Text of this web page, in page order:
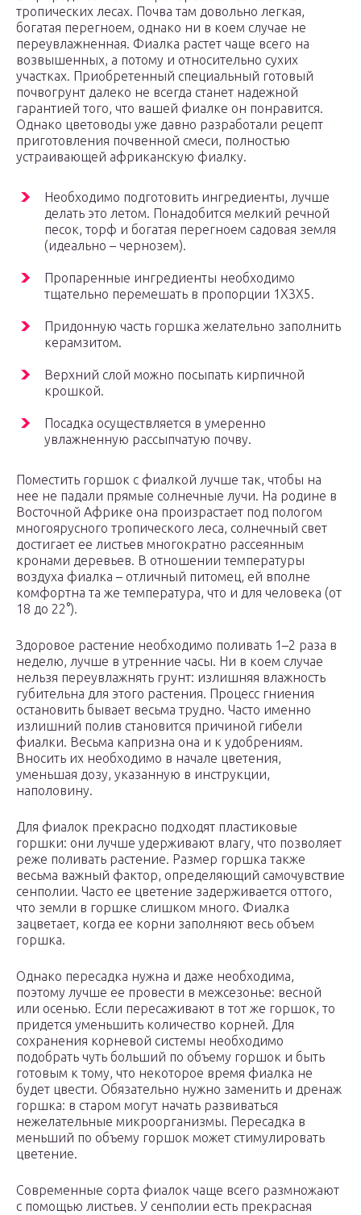
тропических лесах. Почва там довольно легкая,
богатая перегноем, однако ни в коем случае не
переувлажненная. Фиалка растет чаще всего на
возвышенных, а потому и относительно сухих
участках. Приобретенный специальный готовый
почвогрунт далеко не всегда станет надежной
гарантией того, что вашей фиалке он понравится.
Однако цветоводы уже давно разработали рецепт
приготовления почвенной смеси, полностью
устраивающей африканскую фиалку.
Необходимо подготовить ингредиенты, лучше
делать это летом. Понадобится мелкий речной
песок, торф и богатая перегноем садовая земля
(идеально – чернозем).
Пропаренные ингредиенты необходимо
тщательно перемешать в пропорции 1Х3Х5.
Придонную часть горшка желательно заполнить
керамзитом.
Верхний слой можно посыпать кирпичной
крошкой.
Посадка осуществляется в умеренно
увлажненную рассыпчатую почву.
Поместить горшок с фиалкой лучше так, чтобы на
нее не падали прямые солнечные лучи. На родине в
Восточной Африке она произрастает под пологом
многоярусного тропического леса, солнечный свет
достигает ее листьев многократно рассеянным
кронами деревьев. В отношении температуры
воздуха фиалка – отличный питомец, ей вполне
комфортна та же температура, что и для человека (от
18 до 22°).
Здоровое растение необходимо поливать 1–2 раза в
неделю, лучше в утренние часы. Ни в коем случае
нельзя переувлажнять грунт: излишняя влажность
губительна для этого растения. Процесс гниения
остановить бывает весьма трудно. Часто именно
излишний полив становится причиной гибели
фиалки. Весьма капризна она и к удобрениям.
Вносить их необходимо в начале цветения,
уменьшая дозу, указанную в инструкции,
наполовину.
Для фиалок прекрасно подходят пластиковые
горшки: они лучше удерживают влагу, что позволяет
реже поливать растение. Размер горшка также
весьма важный фактор, определяющий самочувствие
сенполии. Часто ее цветение задерживается оттого,
что земли в горшке слишком много. Фиалка
зацветает, когда ее корни заполняют весь объем
горшка.
Однако пересадка нужна и даже необходима,
поэтому лучше ее провести в межсезонье: весной
или осенью. Если пересаживают в тот же горшок, то
придется уменьшить количество корней. Для
сохранения корневой системы необходимо
подобрать чуть больший по объему горшок и быть
готовым к тому, что некоторое время фиалка не
будет цвести. Обязательно нужно заменить и дренаж
горшка: в старом могут начать развиваться
нежелательные микроорганизмы. Пересадка в
меньший по объему горшок может стимулировать
цветение.
Современные сорта фиалок чаще всего размножают
с помощью листьев. У сенполии есть прекрасная